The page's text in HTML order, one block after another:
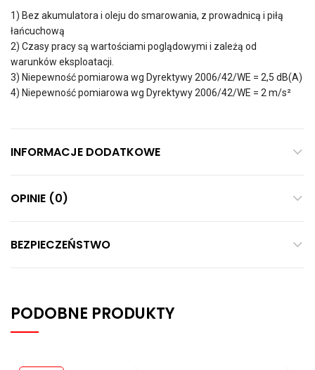
1) Bez akumulatora i oleju do smarowania, z prowadnicą i piłą
łańcuchową
2) Czasy pracy są wartościami poglądowymi i zależą od
warunków eksploatacji.
3) Niepewność pomiarowa wg Dyrektywy 2006/42/WE = 2,5 dB(A)
4) Niepewność pomiarowa wg Dyrektywy 2006/42/WE = 2 m/s²
INFORMACJE DODATKOWE
OPINIE (0)
BEZPIECZEŃSTWO
PODOBNE PRODUKTY